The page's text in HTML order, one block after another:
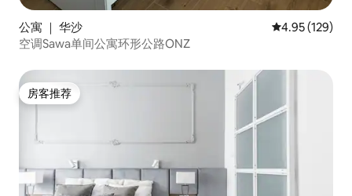
公寓 ｜ 华沙 平均评分 4.95
4.95 (129)
空调Sawa单间公寓环形公路ONZ
房客推荐
房客推荐